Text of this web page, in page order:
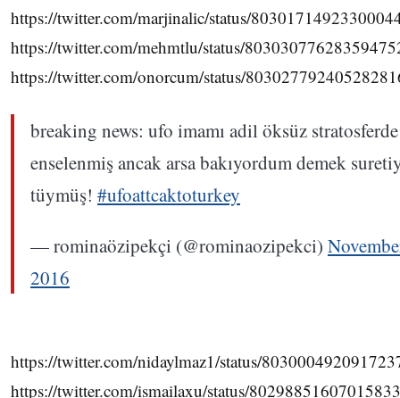
https://twitter.com/marjinalic/status/
https://twitter.com/mehmtlu/status/
https://twitter.com/onorcum/status/
breaking news: ufo imamı adil öksüz stratosferde
enselenmiş ancak arsa bakıyordum demek
tüymüş! #ufoattcaktoturkey
— rominaözipekçi (@rominaozipekci)
2016
https://twitter.com/nidaylmaz1/status/
https://twitter.com/ismailaxu/status/